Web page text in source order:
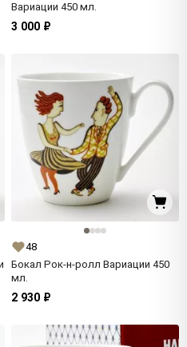
Вариации 450 мл.
3 000 ₽
48
Бокал Рок-н-ролл Вариации 450
мл.
2 930 ₽